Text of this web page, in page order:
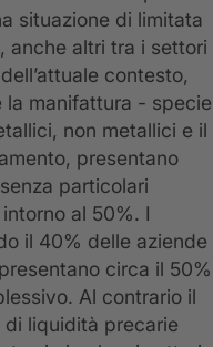
situazione di limitata
anche altri tra i settori
contesto,
la manifattura - specie
non metallici e il
presentano
particolari
al 50%. I
il 40% delle aziende
circa il 50%
Al contrario il
di liquidità precarie